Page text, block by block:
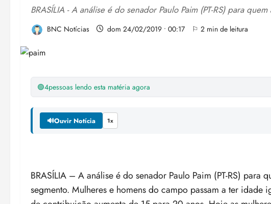
BRASÍLIA - A análise é do senador Paulo Paim (PT-RS) para
BNC Notícias dom 24/02/2019 • 00:17 ⚐ 2 min de leitura
🟢4pessoas lendo esta matéria agora
🔊Ouvir Notícia 1x
BRASÍLIA – A análise é do senador Paulo Paim (PT-RS) para
segmento. Mulheres e homens do campo passam a ter